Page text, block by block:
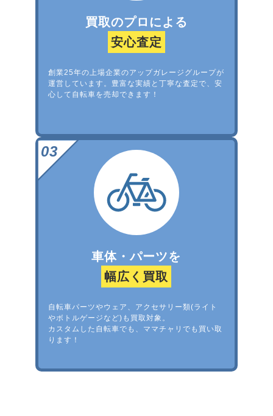
買取のプロによる
安心査定
創業25年の上場企業のアップガレージグループが
運営しています。豊富な実績と丁寧な査定で、安
心して自転車を売却できます！
車体・パーツを
幅広く買取
自転車パーツやウェア、アクセサリー類(ライト
やボトルゲージなど)も買取対象。
カスタムした自転車でも、ママチャリでも買い取
ります！